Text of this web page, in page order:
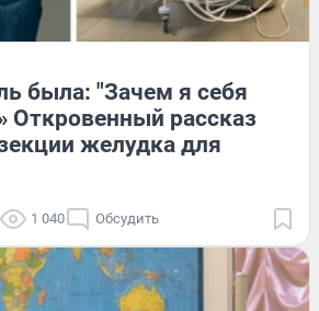
была: "Зачем я себя
Откровенный рассказ
желудка для
1 040 Обсудить